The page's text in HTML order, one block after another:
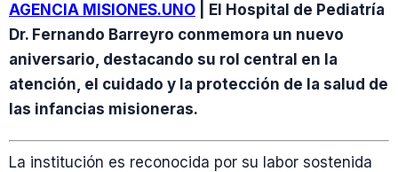
AGENCIA MISIONES.UNO | El Hospital de Pediatría
Dr. Fernando Barreyro conmemora un nuevo
aniversario, destacando su rol central en la
atención, el cuidado y la protección de la salud de
las infancias misioneras.
La institución es reconocida por su labor sostenida